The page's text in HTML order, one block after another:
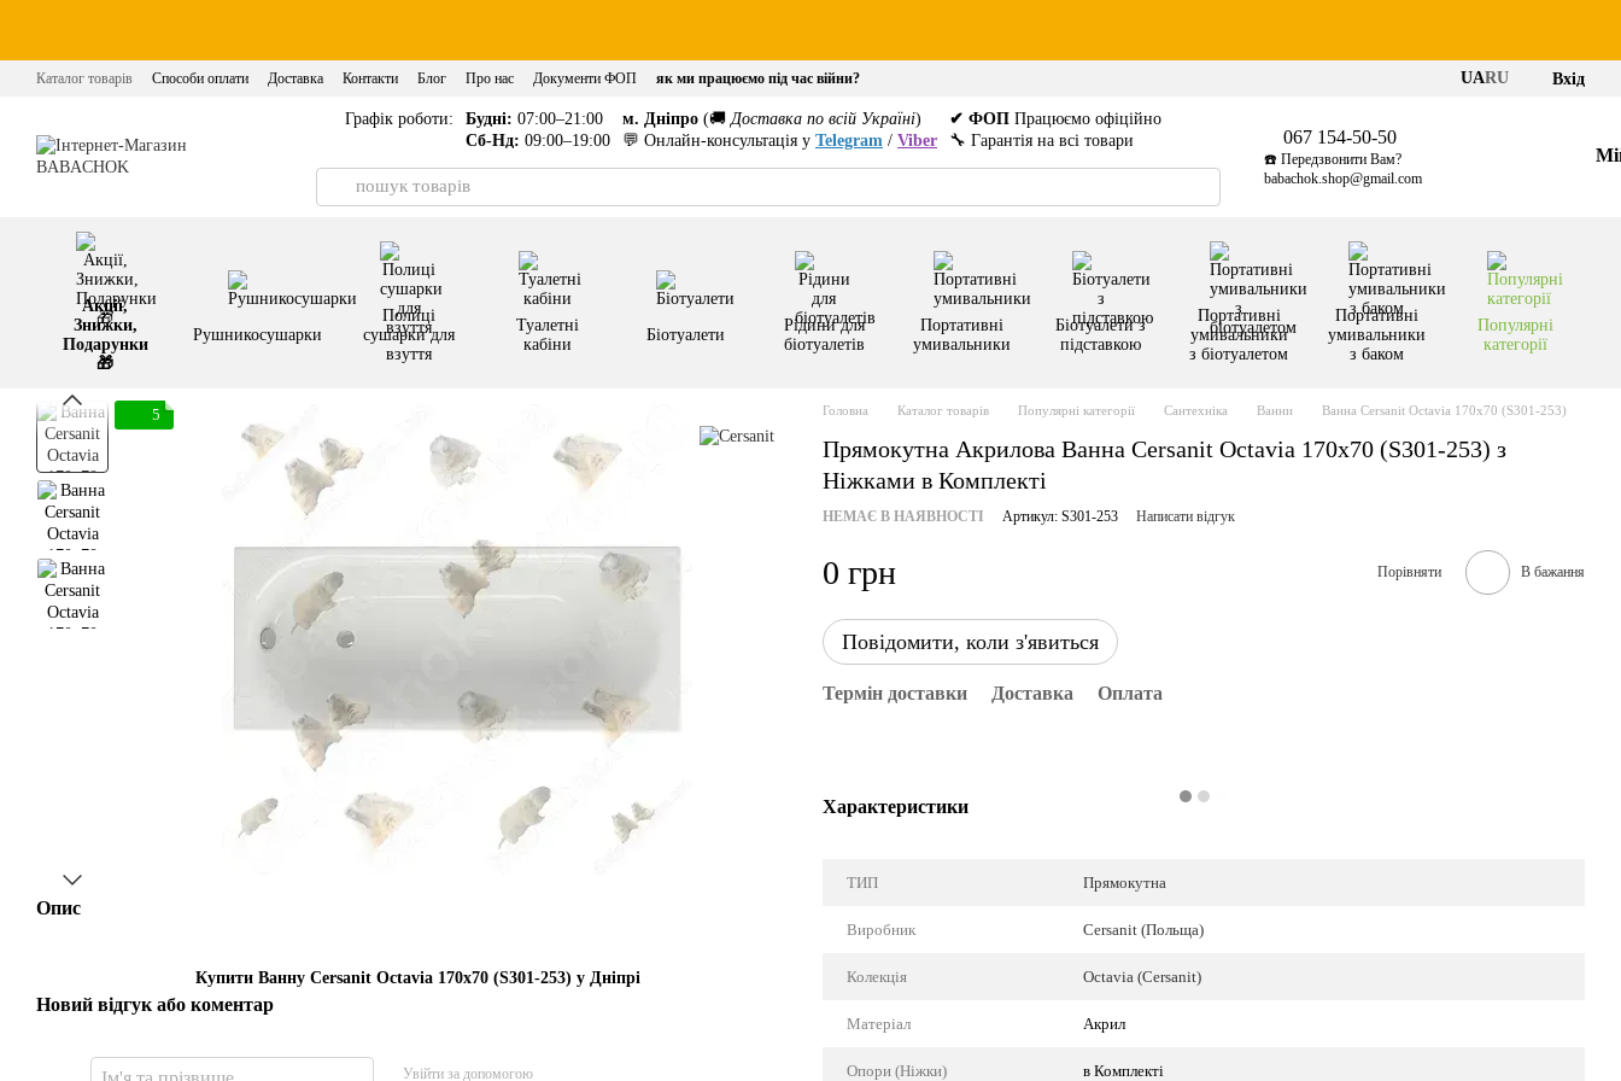
Каталог товарів Способи оплати Доставка Контакти Блог Про нас Документи ФОП як ми працюємо під час війни? UARU Вхід
Графік роботи: Будні: 07:00–21:00
Сб-Нд: 09:00–19:00
м. Дніпро (🚚 Доставка по всій Україні)
💬 Онлайн-консультація у Telegram / Viber
✔ ФОП Працюємо офіційно
🔧 Гарантія на всі товари
067 154-50-50
☎️ Передзвонити Вам?
babachok.shop@gmail.com
Акції,
Знижки,
Подарунки
🎁
Рушникосушарки
Полиці
сушарки для
взуття
Туалетні
кабіни
Біотуалети
Рідини для
біотуалетів
Портативні
умивальники
Біотуалети з
підставкою
Портативні
умивальники
з біотуалетом
Портативні
умивальники
з баком
Популярні
категорії
5
Опис
Купити Ванну Cersanit Octavia 170x70 (S301-253) у Дніпрі
Новий відгук або коментар
Увійти за допомогою
Головна Каталог товарів Популярні категорії Сантехніка Ванни Ванна Cersanit Octavia 170x70 (S301-253)
Прямокутна Акрилова Ванна Cersanit Octavia 170x70 (S301-253) з
Ніжками в Комплекті
НЕМАЄ В НАЯВНОСТІ Артикул: S301-253 Написати відгук
0 грн Порівняти В бажання
Повідомити, коли з'явиться
Термін доставки Доставка Оплата
Характеристики
ТИП Прямокутна
Виробник Cersanit (Польща)
Колекція Octavia (Cersanit)
Матеріал Акрил
Опори (Ніжки) в Комплекті